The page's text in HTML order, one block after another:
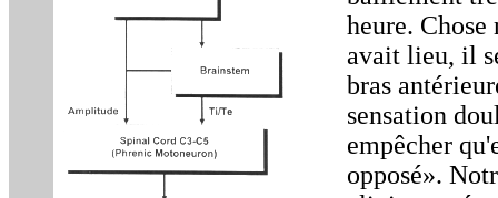
heure.
avait lieu, il
bras
sensation
empêcher
opposé».